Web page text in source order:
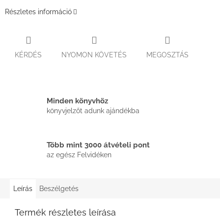
Részletes információ
KÉRDÉS NYOMON KÖVETÉS MEGOSZTÁS
Minden könyvhöz
könyvjelzőt adunk ajándékba
Több mint 3000 átvételi pont
az egész Felvidéken
Leírás Beszélgetés
Termék részletes leírása